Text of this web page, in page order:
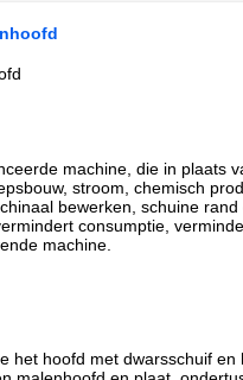
machine, die in plaats
stroom, chemisch
bewerken, schuine
consumptie,
machine.
hoofd met dwarsschuif